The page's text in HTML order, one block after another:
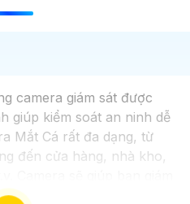
camera giám sát được
giúp kiểm soát an ninh dễ
Mắt Cá rất đa dạng, từ
đến cửa hàng, nhà kho,
hiệu quả và tiện lợi.